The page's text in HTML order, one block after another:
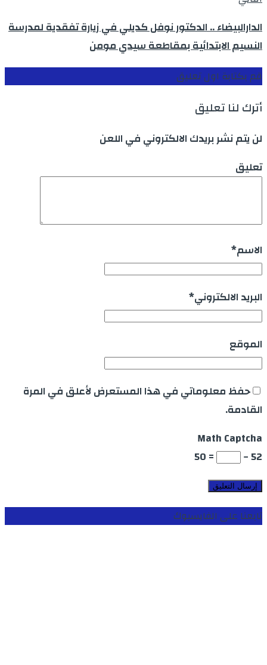
الدارالبيضاء .. الدكتور نوفل كديلي في زيارة تفقدية لمدرسة
النسيم الابتدائية بمقاطعة سيدي مومن
قم بكتابة اول تعليق
أترك لنا تعليق
لن يتم نشر بريدك الالكتروني في اللعن
تعليق
الاسم*
البريد الالكتروني*
الموقع
حفظ معلوماتي في هذا المستعرض لأعلق في المرة
القادمة.
Math Captcha
52 −
= 50
تابعنا على الفايسبوك